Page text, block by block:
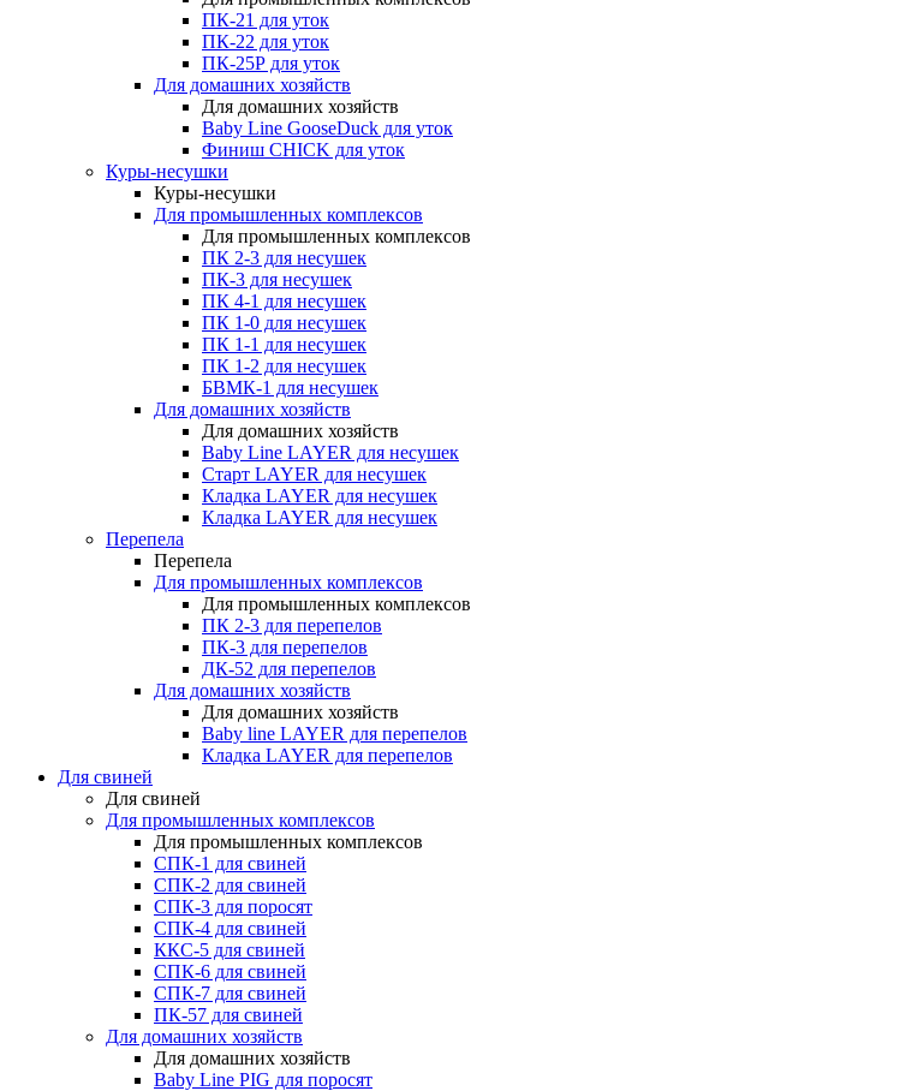
ПК-21 для уток
ПК-22 для уток
ПК-25Р для уток
Для домашних хозяйств
Для домашних хозяйств
Baby Line GooseDuck для уток
Финиш CHICK для уток
Куры-несушки
Куры-несушки
Для промышленных комплексов
Для промышленных комплексов
ПК 2-3 для несушек
ПК-3 для несушек
ПК 4-1 для несушек
ПК 1-0 для несушек
ПК 1-1 для несушек
ПК 1-2 для несушек
БВМК-1 для несушек
Для домашних хозяйств
Для домашних хозяйств
Baby Line LAYER для несушек
Старт LAYER для несушек
Кладка LAYER для несушек
Кладка LAYER для несушек
Перепела
Перепела
Для промышленных комплексов
Для промышленных комплексов
ПК 2-3 для перепелов
ПК-3 для перепелов
ДК-52 для перепелов
Для домашних хозяйств
Для домашних хозяйств
Baby line LAYER для перепелов
Кладка LAYER для перепелов
Для свиней
Для свиней
Для промышленных комплексов
Для промышленных комплексов
СПК-1 для свиней
СПК-2 для свиней
СПК-3 для поросят
СПК-4 для свиней
ККС-5 для свиней
СПК-6 для свиней
СПК-7 для свиней
ПК-57 для свиней
Для домашних хозяйств
Для домашних хозяйств
Baby Line PIG для поросят